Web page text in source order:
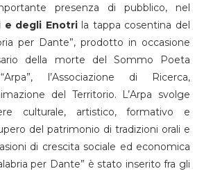
presenza di pubblico, nel
e degli Enotrila tappa cosentina del
per Dante”, prodotto in occasione
della morte del Sommo Poeta
“Arpa”, l’Associazione di Ricerca,
del Territorio. L’Arpa svolge
culturale, artistico, formativo e
del patrimonio di tradizioni orali e
di crescita sociale ed economica
per Dante” è stato inserito fra gli